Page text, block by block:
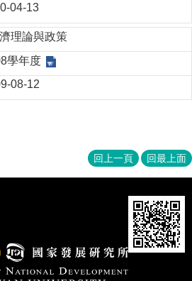
04-13
理論與政策
學年度
08-12
回上一頁 回最上面